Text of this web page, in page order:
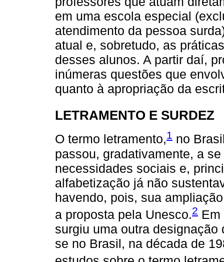
em uma escola especial
atendimento da pessoa
atual e, sobretudo, as
desses alunos. A partir daí,
inúmeras questões que
quanto à apropriação da
LETRAMENTO E SURDEZ
O termo letramento,1 no
passou, gradativamente, a
necessidades sociais e,
alfabetização já não
havendo, pois, sua
a proposta pela Unesco.2
surgiu uma outra
se no Brasil, na década de